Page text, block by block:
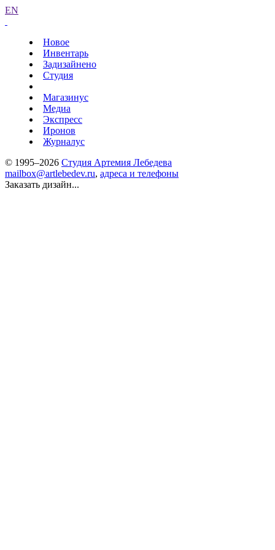
EN
Новое
Инвентарь
Задизайнено
Студия
Магазинус
Медиа
Экспресс
Иронов
Журналус
© 1995–2026 Студия Артемия Лебедева
mailbox@artlebedev.ru, адреса и телефоны
Заказать дизайн...